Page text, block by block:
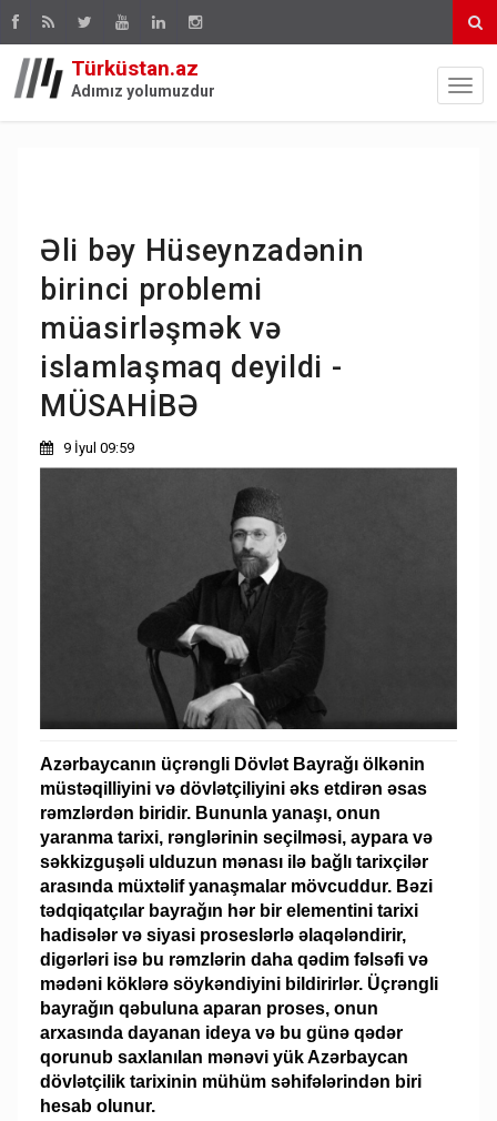
Türküstan.az
Adımız yolumuzdur
Əli bəy Hüseynzadənin
birinci problemi
müasirləşmək və
islamlaşmaq deyildi -
MÜSAHİBƏ
9 İyul 09:59
Azərbaycanın üçrəngli Dövlət Bayrağı ölkənin
müstəqilliyini və dövlətçiliyini əks etdirən əsas
rəmzlərdən biridir. Bununla yanaşı, onun
yaranma tarixi, rənglərinin seçilməsi, aypara və
səkkizguşəli ulduzun mənası ilə bağlı tarixçilər
arasında müxtəlif yanaşmalar mövcuddur. Bəzi
tədqiqatçılar bayrağın hər bir elementini tarixi
hadisələr və siyasi proseslərlə əlaqələndirir,
digərləri isə bu rəmzlərin daha qədim fəlsəfi və
mədəni köklərə söykəndiyini bildirirlər. Üçrəngli
bayrağın qəbuluna aparan proses, onun
arxasında dayanan ideya və bu günə qədər
qorunub saxlanılan mənəvi yük Azərbaycan
dövlətçilik tarixinin mühüm səhifələrindən biri
hesab olunur.